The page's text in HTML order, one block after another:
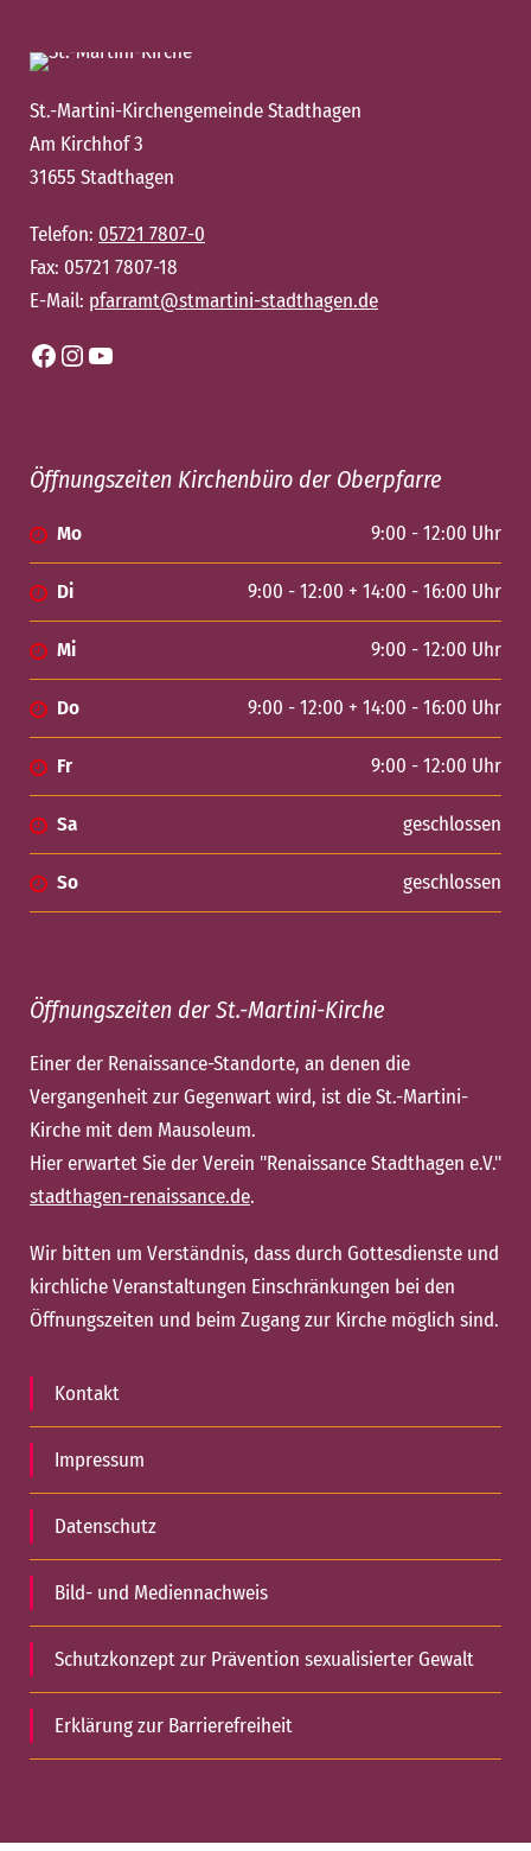
St.-Martini-Kirchengemeinde Stadthagen
Am Kirchhof 3
31655 Stadthagen
Telefon: 05721 7807-0
Fax: 05721 7807-18
E-Mail: pfarramt@stmartini-stadthagen.de
Facebook Instagram YouTube
Öffnungszeiten Kirchenbüro der Oberpfarre
Mo 9:00 - 12:00 Uhr
Di 9:00 - 12:00 + 14:00 - 16:00 Uhr
Mi 9:00 - 12:00 Uhr
Do 9:00 - 12:00 + 14:00 - 16:00 Uhr
Fr 9:00 - 12:00 Uhr
Sa geschlossen
So geschlossen
Öffnungszeiten der St.-Martini-Kirche
Einer der Renaissance-Standorte, an denen die
Vergangenheit zur Gegenwart wird, ist die St.-Martini-
Kirche mit dem Mausoleum.
Hier erwartet Sie der Verein "Renaissance Stadthagen e.V."
stadthagen-renaissance.de.
Wir bitten um Verständnis, dass durch Gottesdienste und
kirchliche Veranstaltungen Einschränkungen bei den
Öffnungszeiten und beim Zugang zur Kirche möglich sind.
Kontakt
Impressum
Datenschutz
Bild- und Mediennachweis
Schutzkonzept zur Prävention sexualisierter Gewalt
Erklärung zur Barrierefreiheit